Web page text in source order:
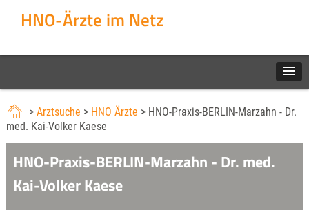
HNO-Ärzte im Netz
> Arztsuche > HNO Ärzte > HNO-Praxis-BERLIN-Marzahn - Dr.
med. Kai-Volker Kaese
HNO-Praxis-BERLIN-Marzahn - Dr. med.
Kai-Volker Kaese